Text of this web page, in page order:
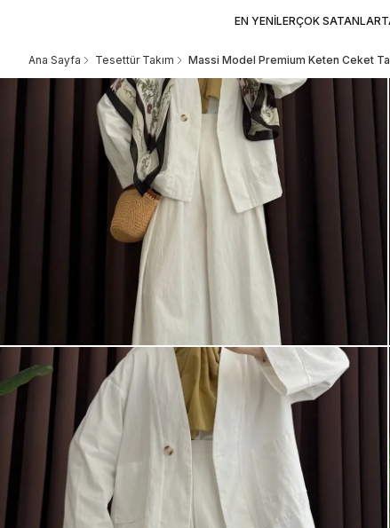
EN YENİLERÇOK SATANLAR
Ana Sayfa Tesettür Takım Massi Model Premium Keten Ceket